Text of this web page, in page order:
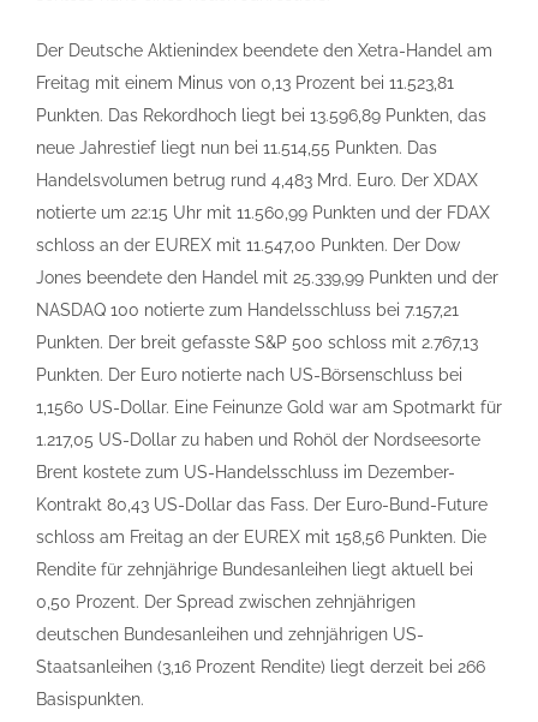
Der Deutsche Aktienindex beendete den Xetra-Handel am
Freitag mit einem Minus von 0,13 Prozent bei 11.523,81
Punkten. Das Rekordhoch liegt bei 13.596,89 Punkten, das
neue Jahrestief liegt nun bei 11.514,55 Punkten. Das
Handelsvolumen betrug rund 4,483 Mrd. Euro. Der XDAX
notierte um 22:15 Uhr mit 11.560,99 Punkten und der FDAX
schloss an der EUREX mit 11.547,00 Punkten. Der Dow
Jones beendete den Handel mit 25.339,99 Punkten und der
NASDAQ 100 notierte zum Handelsschluss bei 7.157,21
Punkten. Der breit gefasste S&P 500 schloss mit 2.767,13
Punkten. Der Euro notierte nach US-Börsenschluss bei
1,1560 US-Dollar. Eine Feinunze Gold war am Spotmarkt für
1.217,05 US-Dollar zu haben und Rohöl der Nordseesorte
Brent kostete zum US-Handelsschluss im Dezember-
Kontrakt 80,43 US-Dollar das Fass. Der Euro-Bund-Future
schloss am Freitag an der EUREX mit 158,56 Punkten. Die
Rendite für zehnjährige Bundesanleihen liegt aktuell bei
0,50 Prozent. Der Spread zwischen zehnjährigen
deutschen Bundesanleihen und zehnjährigen US-
Staatsanleihen (3,16 Prozent Rendite) liegt derzeit bei 266
Basispunkten.